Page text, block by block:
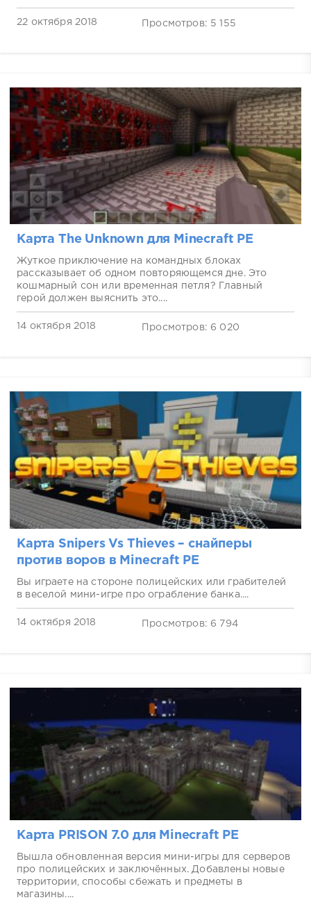
22 октября 2018 Просмотров: 5 155
Карта The Unknown для Minecraft PE
Жуткое приключение на командных блоках
рассказывает об одном повторяющемся дне. Это
кошмарный сон или временная петля? Главный
герой должен выяснить это....
14 октября 2018 Просмотров: 6 020
Карта Snipers Vs Thieves – снайперы
против воров в Minecraft PE
Вы играете на стороне полицейских или грабителей
в веселой мини-игре про ограбление банка....
14 октября 2018 Просмотров: 6 794
Карта PRISON 7.0 для Minecraft PE
Вышла обновленная версия мини-игры для серверов
про полицейских и заключённых. Добавлены новые
территории, способы сбежать и предметы в
магазины....